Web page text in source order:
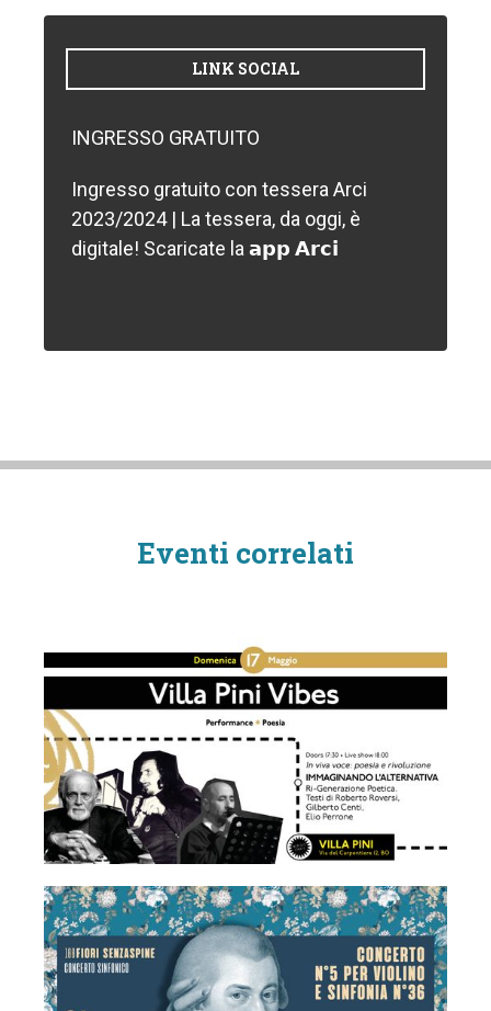
LINK SOCIAL
INGRESSO GRATUITO
Ingresso gratuito con tessera Arci
2023/2024 | La tessera, da oggi, è
digitale! Scaricate la 𝗮𝗽𝗽 𝗔𝗿𝗰𝗶
Eventi correlati